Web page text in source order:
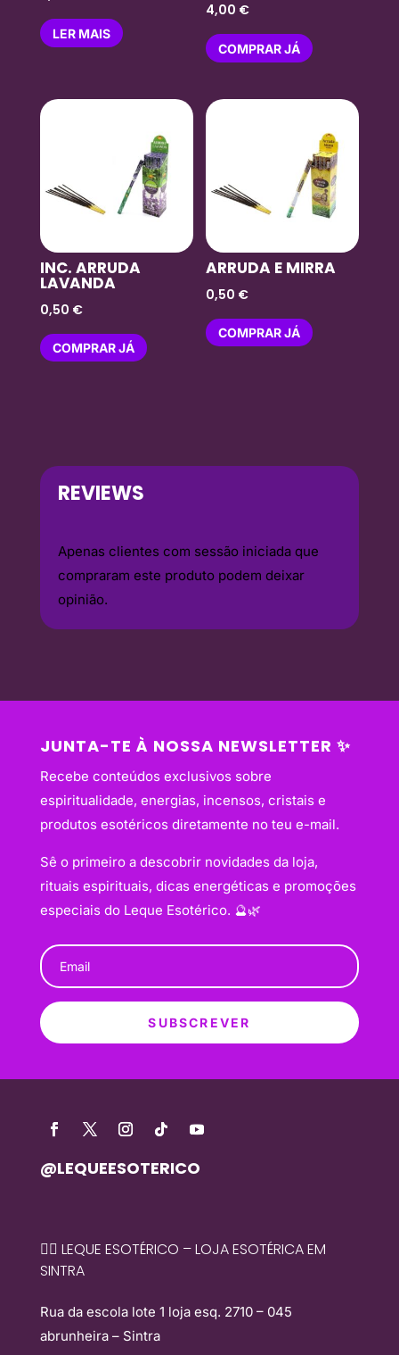
LER MAIS
4,00 €
COMPRAR JÁ
INC. ARRUDA
LAVANDA
0,50 €
COMPRAR JÁ
ARRUDA E MIRRA
0,50 €
COMPRAR JÁ
REVIEWS
Apenas clientes com sessão iniciada que
compraram este produto podem deixar
opinião.
JUNTA-TE À NOSSA NEWSLETTER ✨
Recebe conteúdos exclusivos sobre
espiritualidade, energias, incensos, cristais e
produtos esotéricos diretamente no teu e-mail.
Sê o primeiro a descobrir novidades da loja,
rituais espirituais, dicas energéticas e promoções
especiais do Leque Esotérico. 🔮🌿
SUBSCREVER
@LEQUEESOTERICO
🧙‍♀️ LEQUE ESOTÉRICO – LOJA ESOTÉRICA EM
SINTRA
Rua da escola lote 1 loja esq. 2710 – 045
abrunheira – Sintra